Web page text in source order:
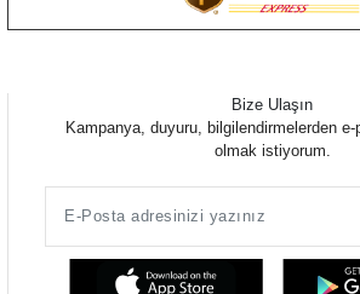
Bize Ulaşın
Kampanya, duyuru, bilgilendirmelerden
olmak istiyorum.